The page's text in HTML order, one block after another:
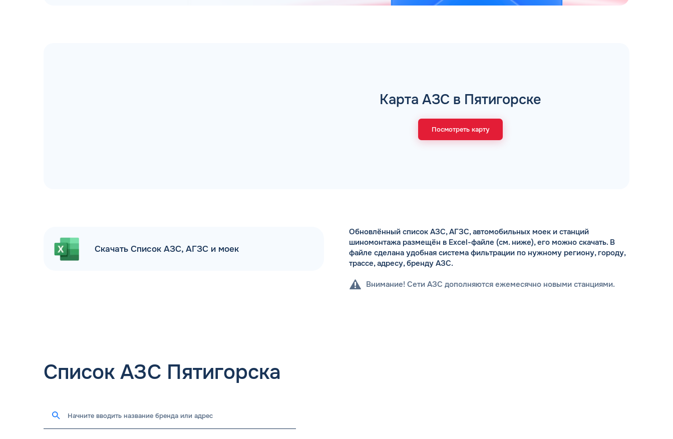
Карта АЗС в Пятигорске
Посмотреть карту
Скачать Список АЗС, АГЗС и моек
Обновлённый список АЗС, АГЗС, автомобильных моек и станций
шиномонтажа размещён в Excel-файле (см. ниже), его можно скачать. В
файле сделана удобная система фильтрации по нужному региону, городу,
трассе, адресу, бренду АЗС.
Внимание! Сети АЗС дополняются ежемесячно новыми станциями.
Список АЗС Пятигорска
ОФОРМИТЬ ЗАЯВКУ
ДО
ЗАВТРА